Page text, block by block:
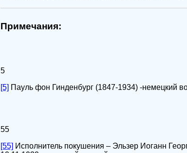
Примечания:
5
[5] Пауль фон Гинденбург (1847-1934) -немецкий
55
[55] Исполнитель покушения – Эльзер Иоганн